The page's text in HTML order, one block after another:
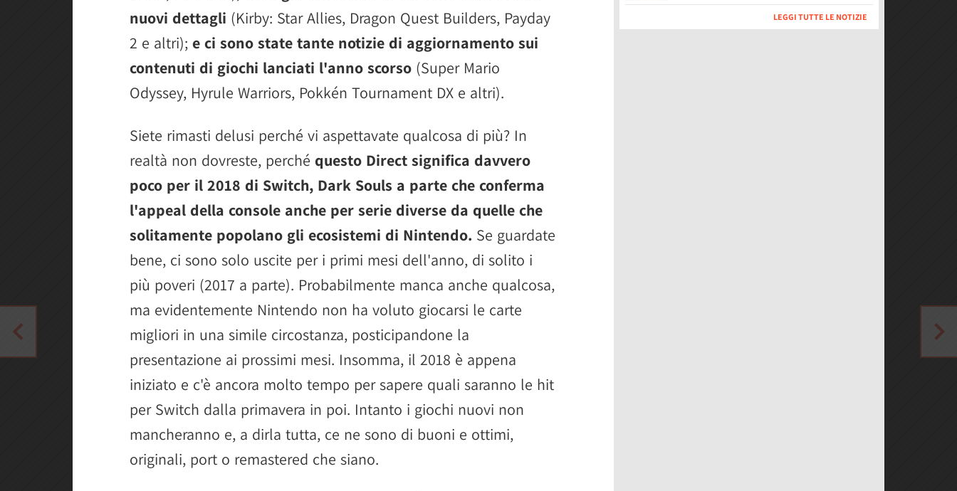
nuovi dettagli (Kirby: Star Allies, Dragon Quest Builders, Payday
2 e altri); e ci sono state tante notizie di aggiornamento sui
contenuti di giochi lanciati l'anno scorso (Super Mario
Odyssey, Hyrule Warriors, Pokkén Tournament DX e altri).
Siete rimasti delusi perché vi aspettavate qualcosa di più? In
realtà non dovreste, perché questo Direct significa davvero
poco per il 2018 di Switch, Dark Souls a parte che conferma
l'appeal della console anche per serie diverse da quelle che
solitamente popolano gli ecosistemi di Nintendo. Se guardate
bene, ci sono solo uscite per i primi mesi dell'anno, di solito i
più poveri (2017 a parte). Probabilmente manca anche qualcosa,
ma evidentemente Nintendo non ha voluto giocarsi le carte
migliori in una simile circostanza, posticipandone la
presentazione ai prossimi mesi. Insomma, il 2018 è appena
iniziato e c'è ancora molto tempo per sapere quali saranno le hit
per Switch dalla primavera in poi. Intanto i giochi nuovi non
mancheranno e, a dirla tutta, ce ne sono di buoni e ottimi,
originali, port o remastered che siano.
LEGGI TUTTE LE NOTIZIE